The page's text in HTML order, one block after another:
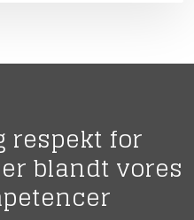
respekt for
blandt vores